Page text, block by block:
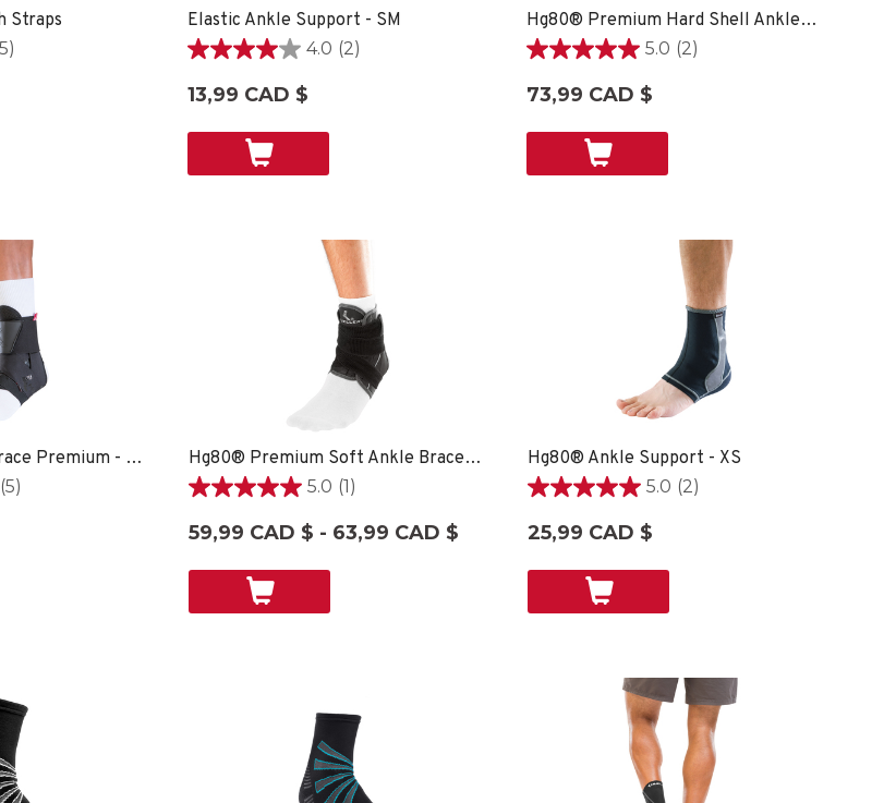
Straps Elastic Ankle Support - SM
4.0 (2)
4.0
sur
évaluations
13,99 CAD $
Hg80® Premium Hard Shell Ankle Brace - SM LEFT
5.0 (2)
5.0
sur
évaluations
73,99 CAD $
The One® Ankle Brace Premium - XXSM SPORT CARE
(5)
Hg80® Premium Soft Ankle Brace - XS
5.0 (1)
5.0
sur
évaluation
59,99 CAD $ - 63,99 CAD $
Hg80® Ankle Support - XS
5.0 (2)
5.0
sur
évaluations
25,99 CAD $